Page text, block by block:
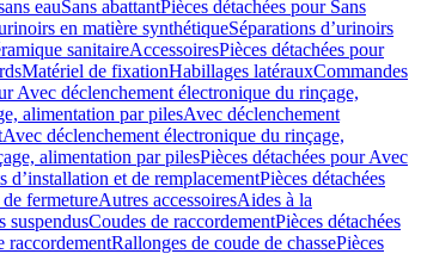
eauSans abattantPièces détachées pour Sans
en matière synthétiqueSéparations d’urinoirs
sanitaireAccessoiresPièces détachées pour
Matériel de fixationHabillages latérauxCommandes
Avec déclenchement électronique du rinçage,
alimentation par pilesAvec déclenchement
Avec déclenchement électronique du rinçage,
alimentation par pilesPièces détachées pour Avec
d’installation et de remplacementPièces détachées
fermetureAutres accessoiresAides à la
suspendusCoudes de raccordementPièces détachées
raccordementRallonges de coude de chassePièces